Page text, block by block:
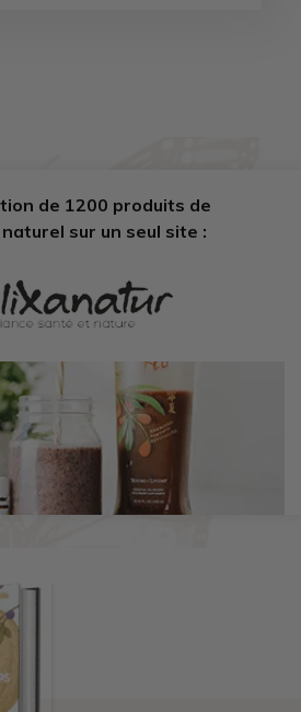
de 1200 produits de
sur un seul site :